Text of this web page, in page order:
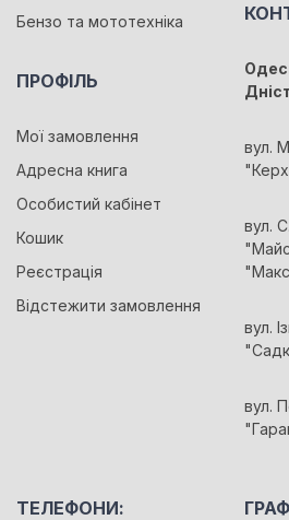
Бензо та мототехніка
ПРОФІЛЬ
Мої замовлення
Адресна книга
Особистий кабінет
Кошик
Реєстрація
Відстежити замовлення
вул.
вул.
вул.
вул.
ТЕЛЕФОНИ: